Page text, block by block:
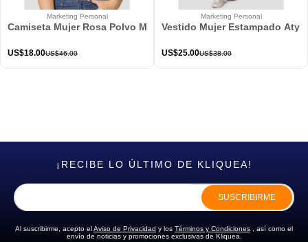
Marketing Personal
Camiseta Mujer Rosa Polvo Mp 114226
US$46.00
US$18.00
Marketing Personal
Vestido Mujer Estampado
US$38.00
US$25.00
¡RECIBE LO ÚLTIMO DE KLIQUEA!
SUSCRIBIRME
Al suscribirme, acepto elAviso de Privacidad y los Términos y Condiciones , así como el
envío de noticias y promociones exclusivas de Kliquea.